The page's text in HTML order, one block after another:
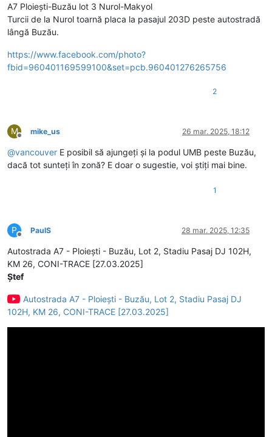
A7 Ploiești-Buzău lot 3 Nurol-Makyol
Turcii de la Nurol toarnă placa la pasajul 203D peste autostradă
lângă Buzău.
https://www.facebook.com/photo?
fbid=960401169599100&set=pcb.960401276265756
2
M
Deconectat
mike_us 26 mar. 2025, 18:12
@vancouver E posibil să ajungeți și la podul UMB peste Buzău,
dacă tot sunteți în zonă? E doar o sugestie, voi știți mai bine.
1
P
Deconectat
PaulS 28 mar. 2025, 12:35
Autostrada A7 - Ploiești - Buzău, Lot 2, Stadiu Pasaj DJ 102H,
KM 26, CONI-TRACE [27.03.2025]
Ștef
Autostrada A7 - Ploiești - Buzău, Lot 2, Stadiu Pasaj DJ
102H, KM 26, CONI-TRACE [27.03.2025]